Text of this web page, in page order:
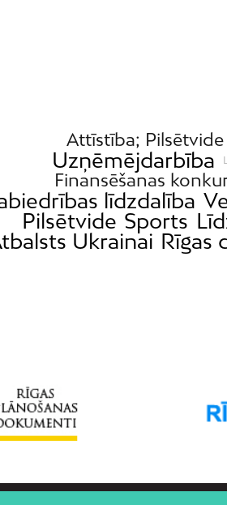
Attīstība; Pilsētvide
Uzņēmējdarbība
Finansēšanas
līdzdalība
Pilsētvide Sports
Ukrainai Rīgas